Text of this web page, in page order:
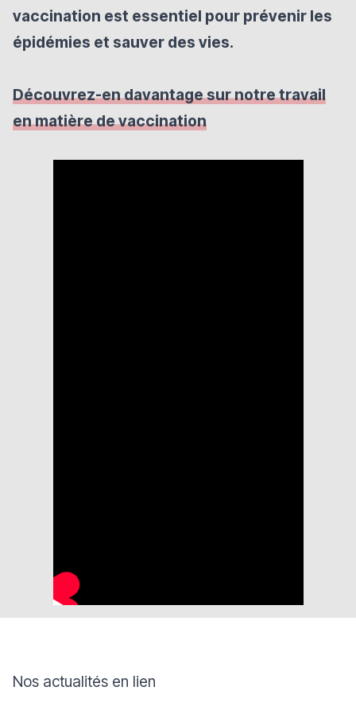
vaccination est essentiel pour prévenir les
épidémies et sauver des vies.
Découvrez-en davantage sur notre travail
en matière de vaccination
Nos actualités en lien